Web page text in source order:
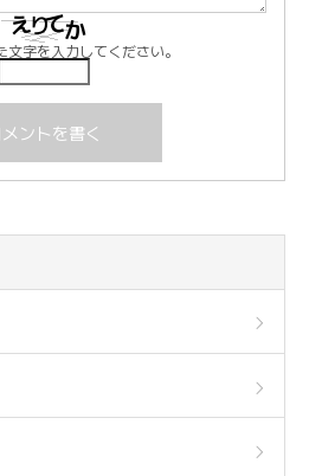
文字を入力してください。